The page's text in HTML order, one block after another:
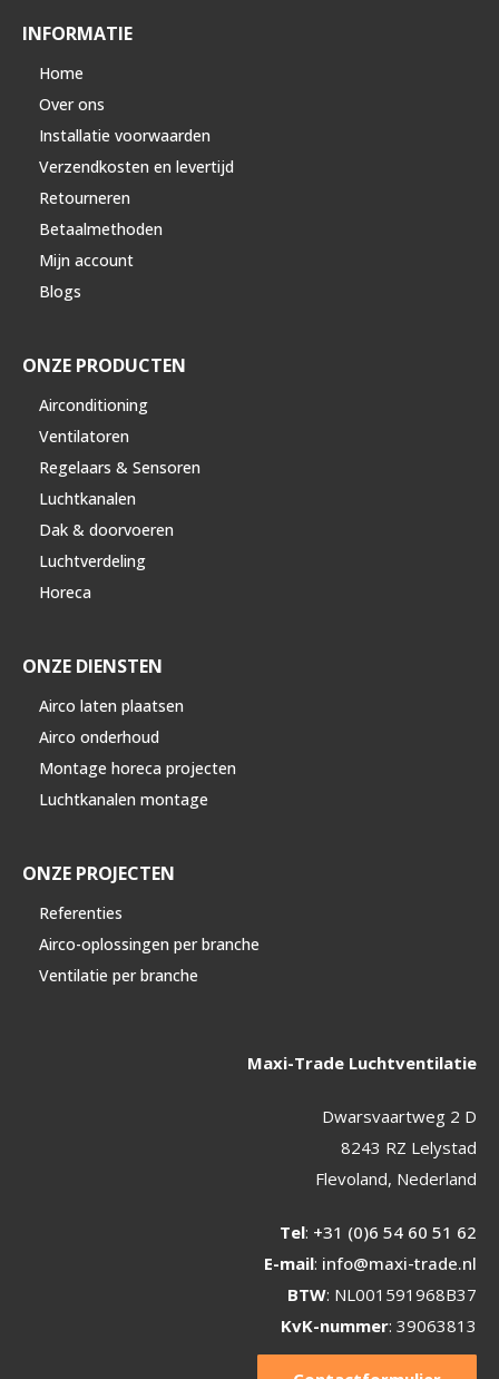
INFORMATIE
Home
Over ons
Installatie voorwaarden
Verzendkosten en levertijd
Retourneren
Betaalmethoden
Mijn account
Blogs
ONZE PRODUCTEN
Airconditioning
Ventilatoren
Regelaars & Sensoren
Luchtkanalen
Dak & doorvoeren
Luchtverdeling
Horeca
ONZE DIENSTEN
Airco laten plaatsen
Airco onderhoud
Montage horeca projecten
Luchtkanalen montage
ONZE PROJECTEN
Referenties
Airco-oplossingen per branche
Ventilatie per branche
Maxi-Trade Luchtventilatie
Dwarsvaartweg 2 D
8243 RZ Lelystad
Flevoland, Nederland
Tel: +31 (0)6 54 60 51 62
E-mail: info@maxi-trade.nl
BTW: NL001591968B37
KvK-nummer: 39063813